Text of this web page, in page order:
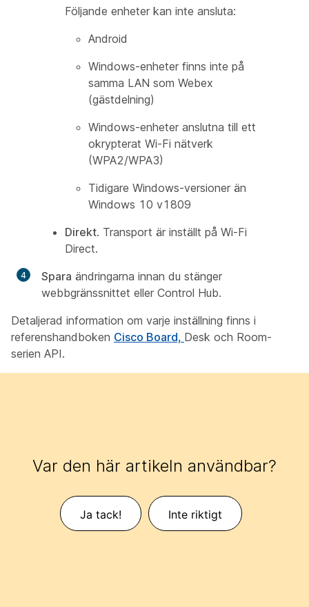
Följande enheter kan inte ansluta:
Android
Windows-enheter finns inte på
samma LAN som Webex
(gästdelning)
Windows-enheter anslutna till ett
okrypterat Wi-Fi nätverk
(WPA2/WPA3)
Tidigare Windows-versioner än
Windows 10 v1809
Direkt. Transport är inställt på Wi-Fi
Direct.
Spara ändringarna innan du stänger
webbgränssnittet eller Control Hub.
Detaljerad information om varje inställning finns i
referenshandboken Cisco Board, Desk och Room-
serien API.
Var den här artikeln användbar?
Ja tack! Inte riktigt